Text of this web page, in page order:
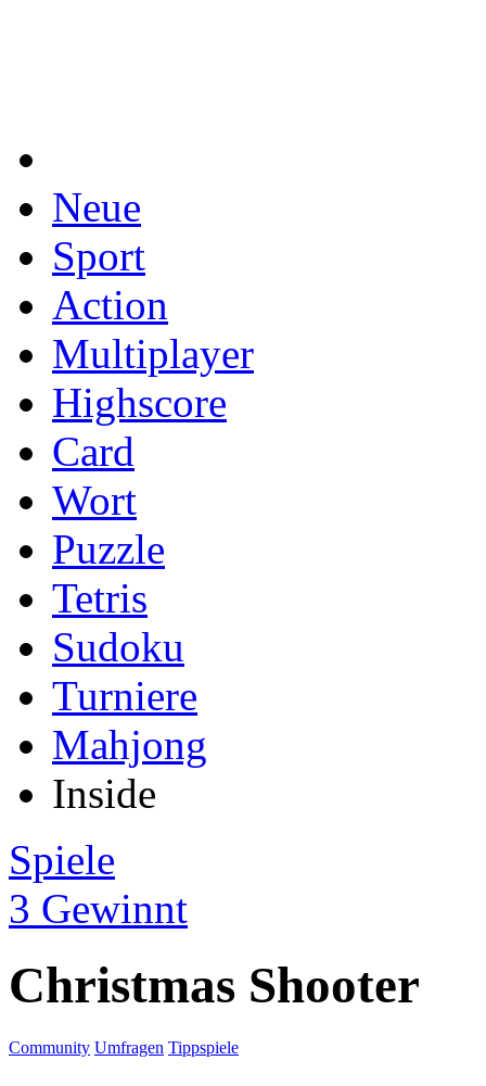
Neue
Sport
Action
Multiplayer
Highscore
Card
Wort
Puzzle
Tetris
Sudoku
Turniere
Mahjong
Inside
Spiele
3 Gewinnt
Christmas Shooter
Community Umfragen Tippspiele